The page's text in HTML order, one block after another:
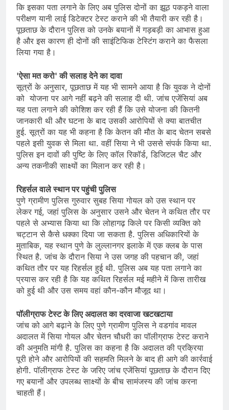
कि इसका पता लगाने के लिए अब पुलिस दोनों का झूठ पकड़ने वाला
परीक्षण यानी लाई डिटेक्टर टेस्ट कराने की भी तैयारी कर रही है।
पूछताछ के दौरान पुलिस को उनके बयानों में गड़बड़ी का आभास हुआ
है और इस कारण ही दोनों की साइंटिफिक टेस्टिंग कराने का फैसला
लिया गया है।
'ऐसा मत करो' की सलाह देने का दावा
सूत्रों के अनुसार, पूछताछ में यह भी सामने आया है कि युवक ने दोनों
को योजना पर आगे नहीं बढ़ने की सलाह दी थी. जांच एजेंसियां अब
यह पता लगाने की कोशिश कर रही हैं कि उसे योजना की कितनी
जानकारी थी और घटना के बाद उसकी आरोपियों से क्या बातचीत
हुई. सूत्रों का यह भी कहना है कि केतन की मौत के बाद चेतन सबसे
पहले इसी युवक से मिला था. वहीं सिया ने भी उससे संपर्क किया था.
पुलिस इन दावों की पुष्टि के लिए कॉल रिकॉर्ड, डिजिटल चैट और
अन्य तकनीकी साक्ष्यों का मिलान कर रही है।
रिहर्सल वाले स्थान पर पहुंची पुलिस
पुणे ग्रामीण पुलिस गुरुवार सुबह सिया गोयल को उस स्थान पर
लेकर गई, जहां पुलिस के अनुसार उसने और चेतन ने कथित तौर पर
पहले से अभ्यास किया था कि लोहागढ़ किले पर किसी व्यक्ति को
चट्टान से कैसे धक्का दिया जा सकता है. पुलिस अधिकारियों के
मुताबिक, यह स्थान पुणे के लुल्लानगर इलाके में एक क्लब के पास
स्थित है. जांच के दौरान सिया ने उस जगह की पहचान की, जहां
कथित तौर पर यह रिहर्सल हुई थी. पुलिस अब यह पता लगाने का
प्रयास कर रही है कि यह कथित रिहर्सल मई महीने में किस तारीख
को हुई थी और उस समय वहां कौन-कौन मौजूद था।
पॉलीग्राफ टेस्ट के लिए अदालत का दरवाजा खटखटाया
जांच को आगे बढ़ाने के लिए पुणे ग्रामीण पुलिस ने वडगांव मावल
अदालत में सिया गोयल और चेतन चौधरी का पॉलीग्राफ टेस्ट कराने
की अनुमति मांगी है. पुलिस का कहना है कि अदालत की प्रक्रिया
पूरी होने और आरोपियों की सहमति मिलने के बाद ही आगे की कार्रवाई
होगी. पॉलीग्राफ टेस्ट के जरिए जांच एजेंसियां पूछताछ के दौरान दिए
गए बयानों और उपलब्ध साक्ष्यों के बीच सामंजस्य की जांच करना
चाहती हैं।